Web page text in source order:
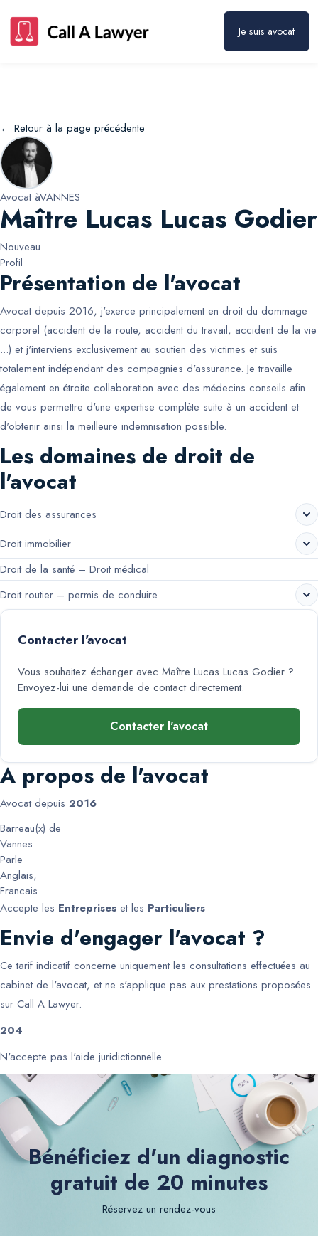
Je suis avocat
← Retour à la page précédente
Avocat àVANNES
Maître Lucas Lucas Godier
Nouveau
Profil
Présentation de l'avocat
Avocat depuis 2016, j'exerce principalement en droit du dommage
corporel (accident de la route, accident du travail, accident de la vie
...) et j'interviens exclusivement au soutien des victimes et suis
totalement indépendant des compagnies d'assurance. Je travaille
également en étroite collaboration avec des médecins conseils afin
de vous permettre d'une expertise complète suite à un accident et
d'obtenir ainsi la meilleure indemnisation possible.
Les domaines de droit de
l'avocat
Droit des assurances
Droit immobilier
Droit de la santé – Droit médical
Droit routier – permis de conduire
Contacter l'avocat
Vous souhaitez échanger avec Maître Lucas Lucas Godier ?
Envoyez-lui une demande de contact directement.
Contacter l'avocat
A propos de l'avocat
Avocat depuis 2016
Barreau(x) de
Vannes
Parle
Anglais,
Francais
Accepte les Entreprises et les Particuliers
Envie d'engager l'avocat ?
Ce tarif indicatif concerne uniquement les consultations effectuées au
cabinet de l'avocat, et ne s'applique pas aux prestations proposées
sur Call A Lawyer.
204
N'accepte pas l'aide juridictionnelle
Bénéficiez d'un diagnostic
gratuit de 20 minutes
Réservez un rendez-vous